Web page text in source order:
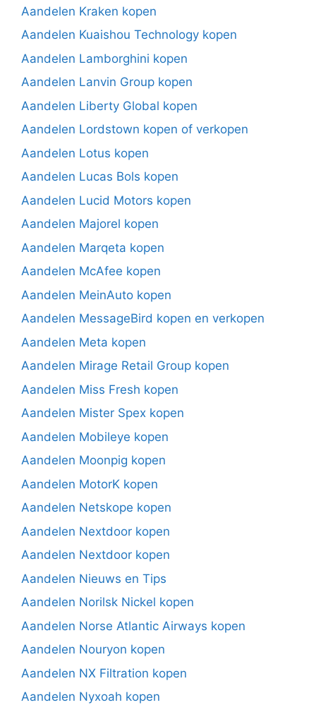
Aandelen Kraken kopen
Aandelen Kuaishou Technology kopen
Aandelen Lamborghini kopen
Aandelen Lanvin Group kopen
Aandelen Liberty Global kopen
Aandelen Lordstown kopen of verkopen
Aandelen Lotus kopen
Aandelen Lucas Bols kopen
Aandelen Lucid Motors kopen
Aandelen Majorel kopen
Aandelen Marqeta kopen
Aandelen McAfee kopen
Aandelen MeinAuto kopen
Aandelen MessageBird kopen en verkopen
Aandelen Meta kopen
Aandelen Mirage Retail Group kopen
Aandelen Miss Fresh kopen
Aandelen Mister Spex kopen
Aandelen Mobileye kopen
Aandelen Moonpig kopen
Aandelen MotorK kopen
Aandelen Netskope kopen
Aandelen Nextdoor kopen
Aandelen Nextdoor kopen
Aandelen Nieuws en Tips
Aandelen Norilsk Nickel kopen
Aandelen Norse Atlantic Airways kopen
Aandelen Nouryon kopen
Aandelen NX Filtration kopen
Aandelen Nyxoah kopen